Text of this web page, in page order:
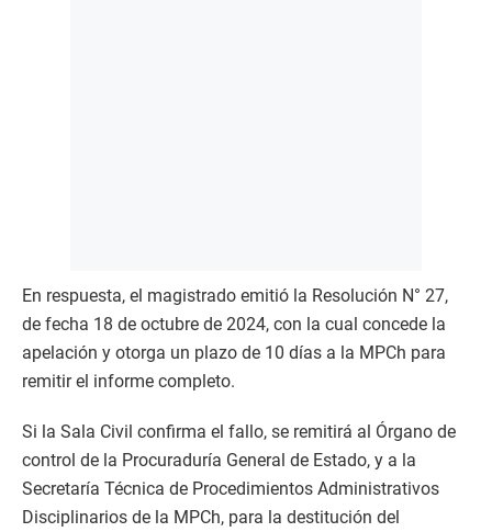
En respuesta, el magistrado emitió la Resolución N° 27,
de fecha 18 de octubre de 2024, con la cual concede la
apelación y otorga un plazo de 10 días a la MPCh para
remitir el informe completo.
Si la Sala Civil confirma el fallo, se remitirá al Órgano de
control de la Procuraduría General de Estado, y a la
Secretaría Técnica de Procedimientos Administrativos
Disciplinarios de la MPCh, para la destitución del